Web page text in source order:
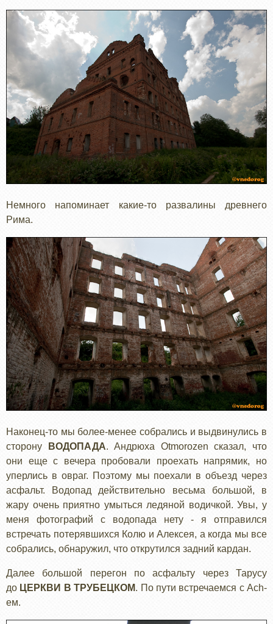
Немного напоминает какие-то развалины древнего
Рима.
Наконец-то мы более-менее собрались и выдвинулись в
сторону
ВОДОПАДА. Андрюха Otmorozen сказал, что
они еще с вечера пробовали проехать напрямик, но
уперлись в овраг. Поэтому мы поехали в объезд через
асфальт. Водопад действительно весьма большой, в
жару очень приятно умыться ледяной водичкой. Увы, у
меня фотографий с водопада нету - я отправился
встречать потерявшихся Колю и Алексея, а когда мы все
собрались, обнаружил, что открутился задний кардан.
Далее большой перегон по асфальту через Тарусу
до ЦЕРКВИ В ТРУБЕЦКОМ. По пути встречаемся с Ach-
ем.